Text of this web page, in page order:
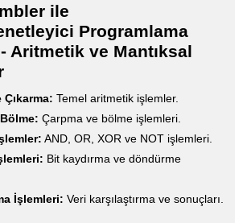
ile
Programlama
Aritmetik ve Mantıksal
Temel aritmetik işlemler.
Çarpma ve bölme işlemleri.
AND, OR, XOR ve NOT işlemleri.
Bit kaydırma ve döndürme
İşlemleri: Veri karşılaştırma ve sonuçları.